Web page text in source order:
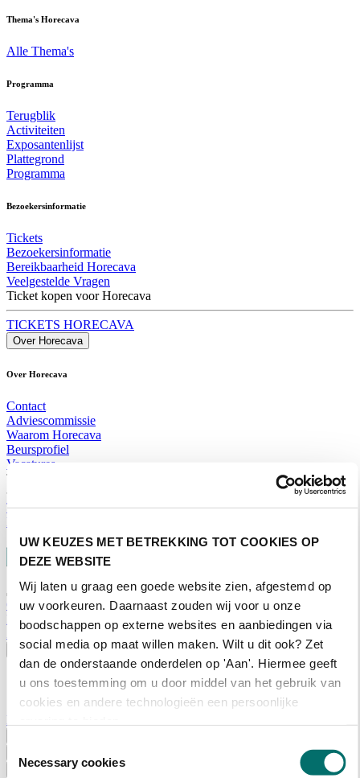
UW KEUZES MET BETREKKING TOT COOKIES OP
DEZE WEBSITE
Wij laten u graag een goede website zien, afgestemd op
uw voorkeuren. Daarnaast zouden wij voor u onze
boodschappen op externe websites en aanbiedingen via
social media op maat willen maken. Wilt u dit ook? Zet
dan de onderstaande onderdelen op 'Aan'. Hiermee geeft
u ons toestemming om u door middel van het gebruik van
cookies en andere technologieën een persoonlijke
Toestemmingsselectie
Necessary cookies
Thema's Horecava
Alle Thema's
Programma
Terugblik
Activiteiten
Exposantenlijst
Plattegrond
Programma
Bezoekersinformatie
Tickets
Bezoekersinformatie
Bereikbaarheid Horecava
Veelgestelde Vragen
Ticket kopen voor Horecava
TICKETS HORECAVA
Over Horecava
Over Horecava
Contact
Adviescommissie
Waarom Horecava
Beursprofiel
Vacatures
Ticket kopen voor Horecava
TICKETS HORECAVA
NIEUWSBRIEF
Contact
Perskamer
Zoeken
Nederlands
English
Home
Adverteren